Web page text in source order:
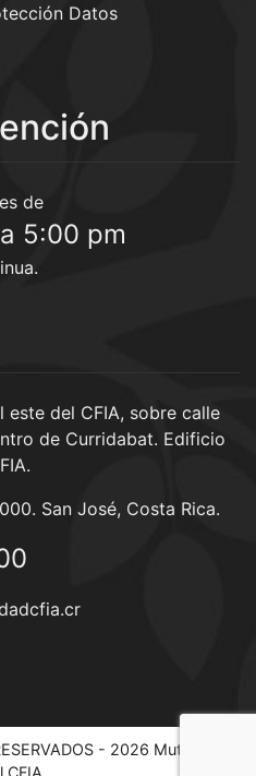
Datos
de
5:00 pm
este del CFIA, sobre calle
de Curridabat. Edificio
San José, Costa Rica.
- 2026 Mutualidad
CFIA